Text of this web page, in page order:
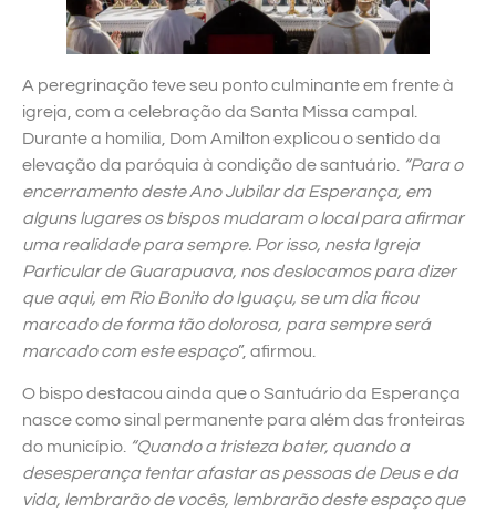
A peregrinação teve seu ponto culminante em frente à
igreja, com a celebração da Santa Missa campal.
Durante a homilia, Dom Amilton explicou o sentido da
elevação da paróquia à condição de santuário. “Para o
encerramento deste Ano Jubilar da Esperança, em
alguns lugares os bispos mudaram o local para afirmar
uma realidade para sempre. Por isso, nesta Igreja
Particular de Guarapuava, nos deslocamos para dizer
que aqui, em Rio Bonito do Iguaçu, se um dia ficou
marcado de forma tão dolorosa, para sempre será
marcado com este espaço”, afirmou.
O bispo destacou ainda que o Santuário da Esperança
nasce como sinal permanente para além das fronteiras
do município. “Quando a tristeza bater, quando a
desesperança tentar afastar as pessoas de Deus e da
vida, lembrarão de vocês, lembrarão deste espaço que